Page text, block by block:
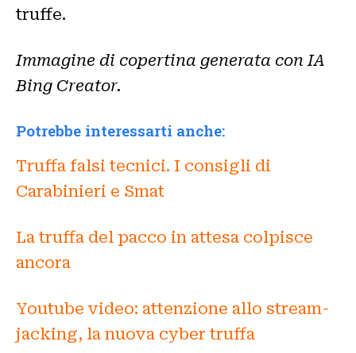
truffe.
Immagine di copertina generata con IA
Bing Creator.
Potrebbe interessarti anche:
Truffa falsi tecnici. I consigli di
Carabinieri e Smat
La truffa del pacco in attesa colpisce
ancora
Youtube video: attenzione allo stream-
jacking, la nuova cyber truffa